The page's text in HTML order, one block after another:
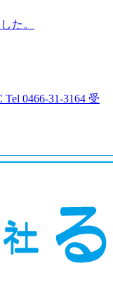
た。
Tel 0466-31-3164 受